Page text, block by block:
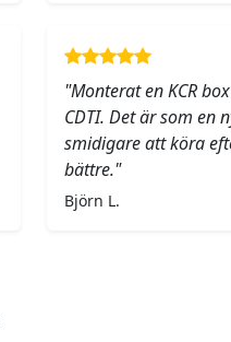
"Monterat en KCR
CDTI. Det är som en
smidigare att köra
bättre."
Björn L.